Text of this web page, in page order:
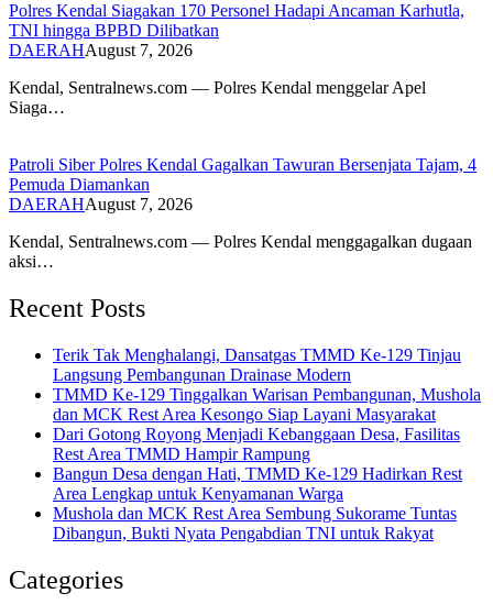
Polres Kendal Siagakan 170 Personel Hadapi Ancaman Karhutla,
TNI hingga BPBD Dilibatkan
DAERAHAugust 7, 2026
Kendal, Sentralnews.com — Polres Kendal menggelar Apel
Siaga…
Patroli Siber Polres Kendal Gagalkan Tawuran Bersenjata Tajam, 4
Pemuda Diamankan
DAERAHAugust 7, 2026
Kendal, Sentralnews.com — Polres Kendal menggagalkan dugaan
aksi…
Recent Posts
Terik Tak Menghalangi, Dansatgas TMMD Ke-129 Tinjau
Langsung Pembangunan Drainase Modern
TMMD Ke-129 Tinggalkan Warisan Pembangunan, Mushola
dan MCK Rest Area Kesongo Siap Layani Masyarakat
Dari Gotong Royong Menjadi Kebanggaan Desa, Fasilitas
Rest Area TMMD Hampir Rampung
Bangun Desa dengan Hati, TMMD Ke-129 Hadirkan Rest
Area Lengkap untuk Kenyamanan Warga
Mushola dan MCK Rest Area Sembung Sukorame Tuntas
Dibangun, Bukti Nyata Pengabdian TNI untuk Rakyat
Categories